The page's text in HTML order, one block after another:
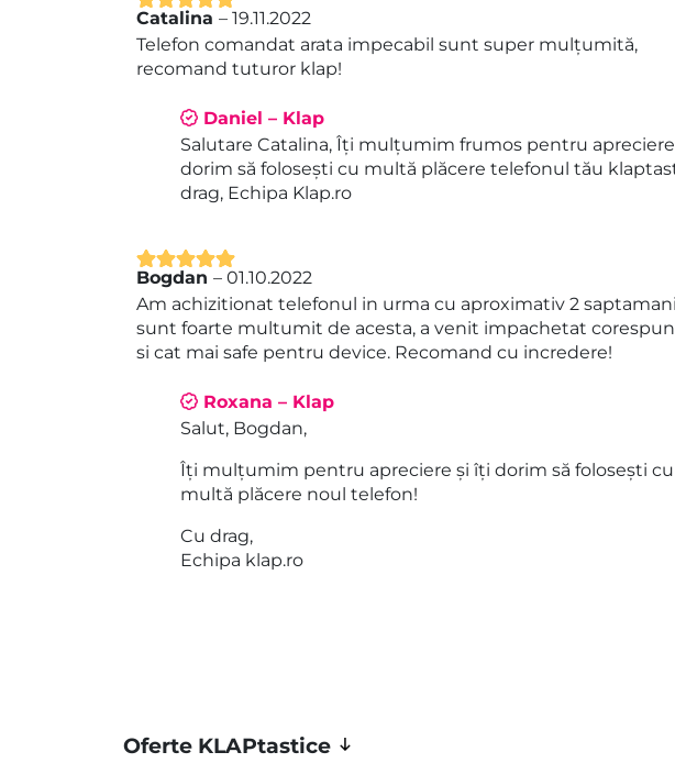
Evaluat la
din 5
Catalina – 19.11.2022
Telefon comandat arata impecabil sunt super mulțumită,
recomand tuturor klap!
Daniel – Klap
Salutare Catalina, Îți mulțumim frumos pentru
dorim să folosești cu multă plăcere telefonul tău
drag, Echipa Klap.ro
Evaluat la
5
din 5
Bogdan – 01.10.2022
Am achizitionat telefonul in urma cu aproximativ 2
sunt foarte multumit de acesta, a venit impachetat
si cat mai safe pentru device. Recomand cu incredere!
Roxana – Klap
Salut, Bogdan,
Îți mulțumim pentru apreciere și îți dorim să folosești cu
multă plăcere noul telefon!
Cu drag,
Echipa klap.ro
Oferte KLAPtastice